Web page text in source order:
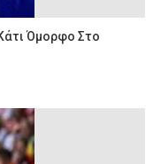
Όμορφο Στο